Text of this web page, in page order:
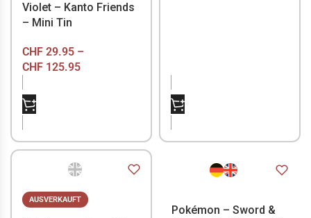
Violet – Kanto Friends
– Mini Tin
CHF 29.95 –
CHF 125.95
AUSVERKAUFT
Pokémon – Sword &